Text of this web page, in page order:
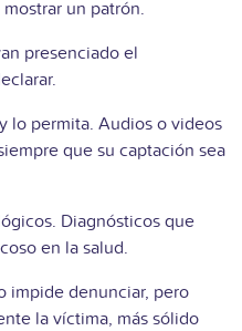
un patrón.
presenciado el
lo permita. Audios o videos
que su captación sea
Diagnósticos que
en la salud.
impide denunciar, pero
la víctima, más sólido